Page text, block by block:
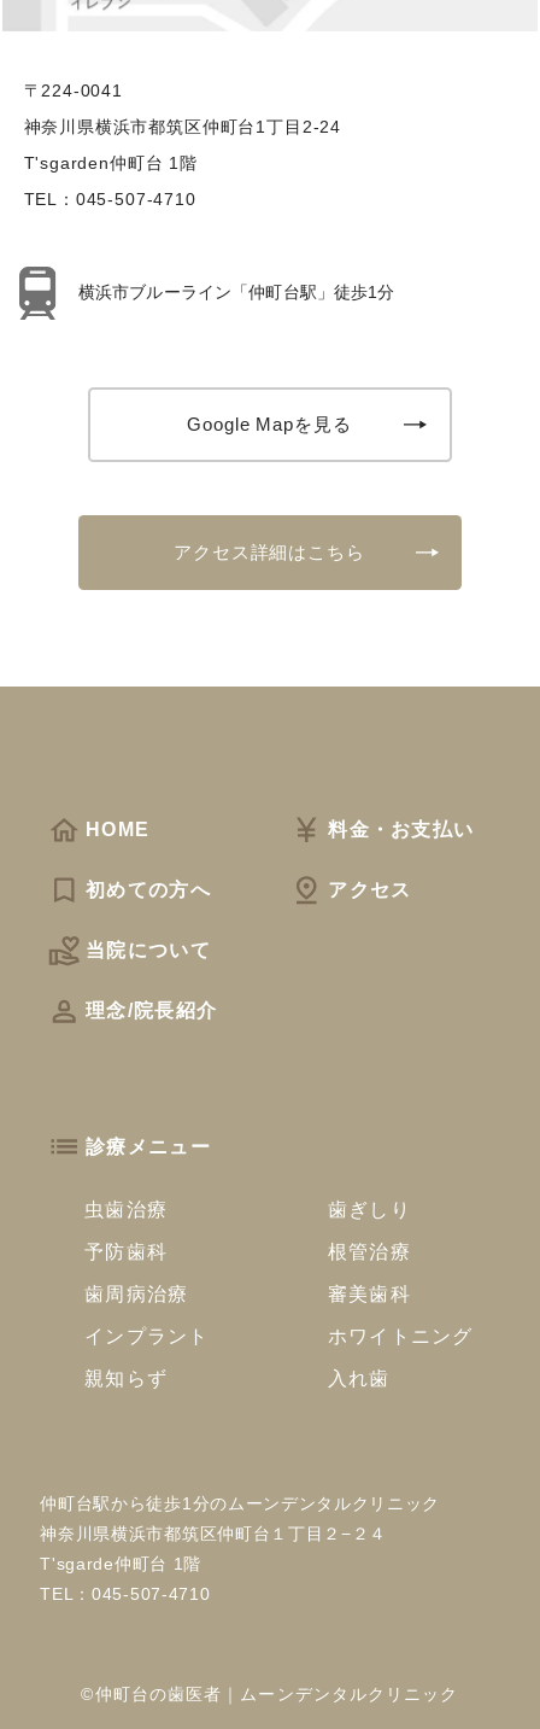
〒224-0041
神奈川県横浜市都筑区仲町台1丁目2-24
T'sgarden仲町台 1階
TEL： 045-507-4710
横浜市ブルーライン「仲町台駅」徒歩1分
Google Mapを見る
アクセス詳細はこちら
HOME
初めての方へ
当院について
理念/院長紹介
料金・お支払い
アクセス
診療メニュー
虫歯治療
歯ぎしり
予防歯科
根管治療
歯周病治療
審美歯科
インプラント
ホワイトニング
親知らず
入れ歯
仲町台駅から徒歩1分のムーンデンタルクリニック
神奈川県横浜市都筑区仲町台１丁目２−２４
T'sgarde仲町台 1階
TEL：045-507-4710
©仲町台の歯医者｜ムーンデンタルクリニック